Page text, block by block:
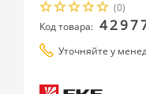
(0)
Код товара:
Уточняйте у